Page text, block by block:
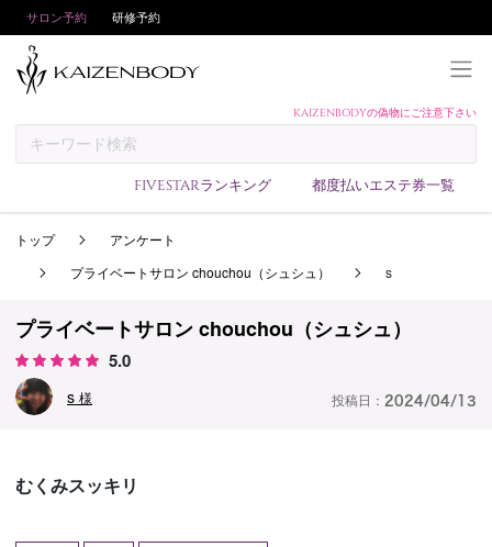
サロン予約 研修予約
KAIZENBODYの偽物にご注意下さい
FIVESTARランキング 都度払いエステ券一覧
予約方法
技術者ランキング
アンケート
トップ
アンケート
プライベートサロン chouchou（シュシュ）
s
プライベートサロン chouchou（シュシュ）
5.0
s 様 投稿日： 2024/04/13
むくみスッキリ